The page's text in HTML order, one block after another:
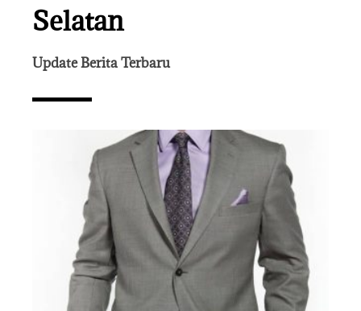
Selatan
Update Berita Terbaru